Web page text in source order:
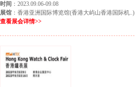
时间 ：2023.09.06-09.08
展馆 ：香港亚洲国际博览馆(香港大屿山香港国际机..)
查看展会详情>>